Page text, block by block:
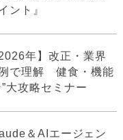
ント』
年】改正・業界
で理解 健食・機能
大攻略セミナー
＆AIエージェン